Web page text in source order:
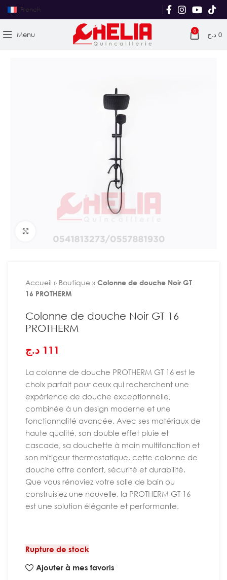
French
Menu 0 0 د.ج
Accueil » Boutique » Colonne de douche Noir GT
16 PROTHERM
Colonne de douche Noir GT 16
PROTHERM
111 د.ج
La colonne de douche PROTHERM GT 16 est le
choix parfait pour ceux qui recherchent une
expérience de douche exceptionnelle,
combinée à un design moderne et une
fonctionnalité avancée. Avec ses matériaux de
haute qualité, son double effet pluie et
cascade, sa douchette à main multifonction et
son mitigeur thermostatique, cette colonne de
douche offre confort, sécurité et durabilité.
Que vous rénoviez votre salle de bain ou
construisiez une nouvelle, la PROTHERM GT 16
est une solution élégante et performante.
Rupture de stock
Ajouter à mes favoris